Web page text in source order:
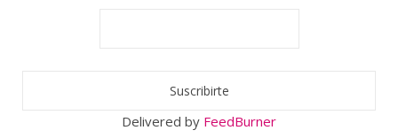
Delivered by FeedBurner